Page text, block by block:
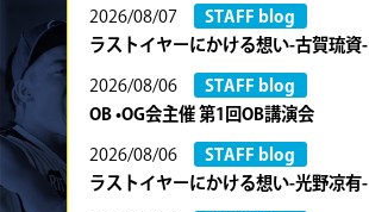
2026/08/07
STAFF blog
ラストイヤーにかける想い-古賀琉資-
2026/08/06
STAFF blog
OB •OG会主催 第1回OB講演会
2026/08/06
STAFF blog
ラストイヤーにかける想い-光野凉有-